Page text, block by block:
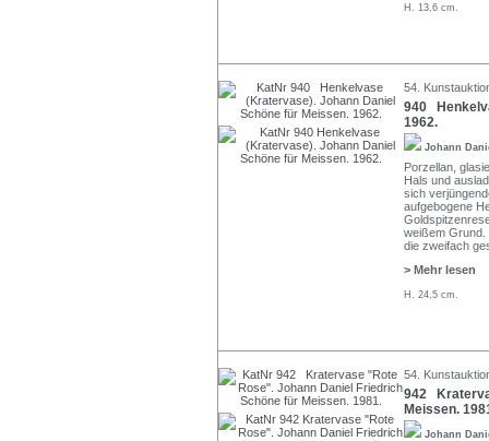
H. 13,6 cm.
54.
940
1962.
Johann
Porzellan,
Hals und
sich
aufgebogene
weißem Grund.
die zweifach
> Mehr lesen
H. 24,5 cm.
54.
942
Meissen.
Johann